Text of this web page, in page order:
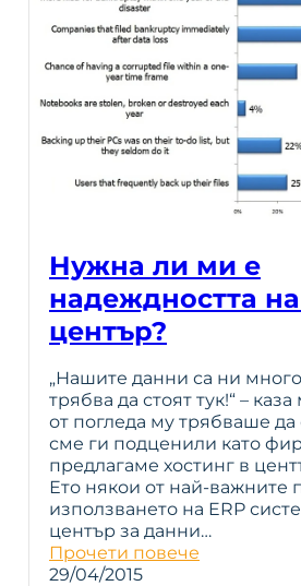
Нужна ли ми е
надеждността
център?
„Нашите данни са ни
трябва да стоят тук!“ –
от погледа му трябваше да
сме ги подценили като
предлагаме хостинг в
Ето някои от най-важните
използването на ERP
център за данни…
Прочети повече
29/04/2015